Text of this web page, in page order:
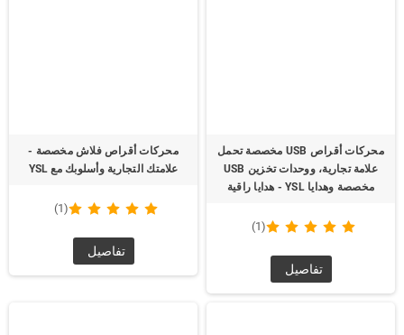
محركات أقراص USB مخصصة تحمل
علامة تجارية، ووحدات تخزين USB
مخصصة وهدايا YSL - هدايا راقية
(1)
تفاصيل
محركات أقراص فلاش مخصصة -
علامتك التجارية وأسلوبك مع YSL
(1)
تفاصيل